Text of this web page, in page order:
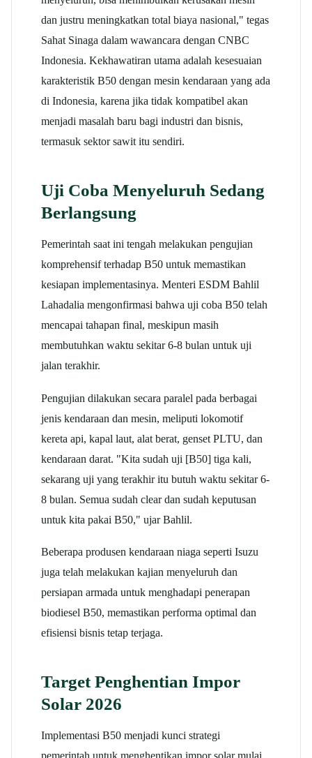
dan justru meningkatkan total biaya nasional," tegas
Sahat Sinaga dalam wawancara dengan CNBC
Indonesia. Kekhawatiran utama adalah kesesuaian
karakteristik B50 dengan mesin kendaraan yang ada
di Indonesia, karena jika tidak kompatibel akan
menjadi masalah baru bagi industri dan bisnis,
termasuk sektor sawit itu sendiri.​
Uji Coba Menyeluruh Sedang
Berlangsung
Pemerintah saat ini tengah melakukan pengujian
komprehensif terhadap B50 untuk memastikan
kesiapan implementasinya. Menteri ESDM Bahlil
Lahadalia mengonfirmasi bahwa uji coba B50 telah
mencapai tahapan final, meskipun masih
membutuhkan waktu sekitar 6-8 bulan untuk uji
jalan terakhir.​
Pengujian dilakukan secara paralel pada berbagai
jenis kendaraan dan mesin, meliputi lokomotif
kereta api, kapal laut, alat berat, genset PLTU, dan
kendaraan darat. "Kita sudah uji [B50] tiga kali,
sekarang uji yang terakhir itu butuh waktu sekitar 6-
8 bulan. Semua sudah clear dan sudah keputusan
untuk kita pakai B50," ujar Bahlil.​
Beberapa produsen kendaraan niaga seperti Isuzu
juga telah melakukan kajian menyeluruh dan
persiapan armada untuk menghadapi penerapan
biodiesel B50, memastikan performa optimal dan
efisiensi bisnis tetap terjaga.​
Target Penghentian Impor
Solar 2026
Implementasi B50 menjadi kunci strategi